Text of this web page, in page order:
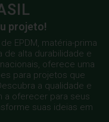
projeto!
EPDM, matéria-prima
de alta durabilidade e
oferece uma
para projetos que
a qualidade e
a oferecer para seus
suas ideias em